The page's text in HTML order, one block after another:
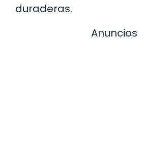
duraderas.
Anuncios